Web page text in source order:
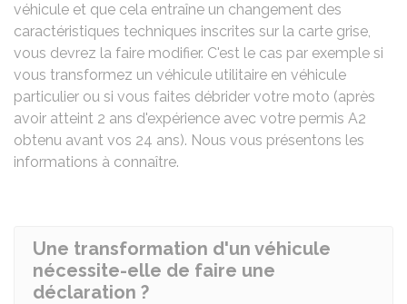
véhicule et que cela entraîne un changement des
caractéristiques techniques inscrites sur la carte grise,
vous devrez la faire modifier. C'est le cas par exemple si
vous transformez un véhicule utilitaire en véhicule
particulier ou si vous faites débrider votre moto (après
avoir atteint 2 ans d'expérience avec votre permis A2
obtenu avant vos 24 ans). Nous vous présentons les
informations à connaître.
Une transformation d'un véhicule
nécessite-elle de faire une
déclaration ?